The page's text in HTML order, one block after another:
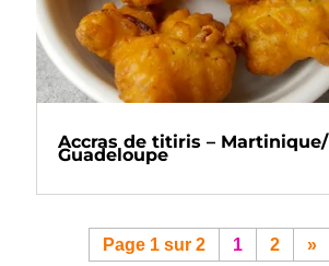
Accras de titiris – Martinique/
Guadeloupe
Page 1 sur 2 1 2 »